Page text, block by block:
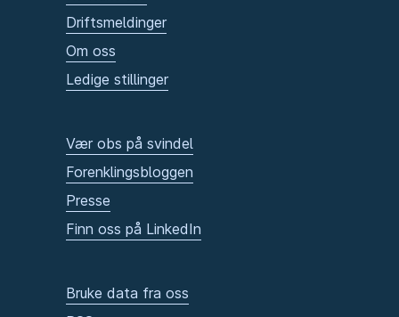
Driftsmeldinger
Om oss
Ledige stillinger
Vær obs på svindel
Forenklingsbloggen
Presse
Finn oss på LinkedIn
Bruke data fra oss